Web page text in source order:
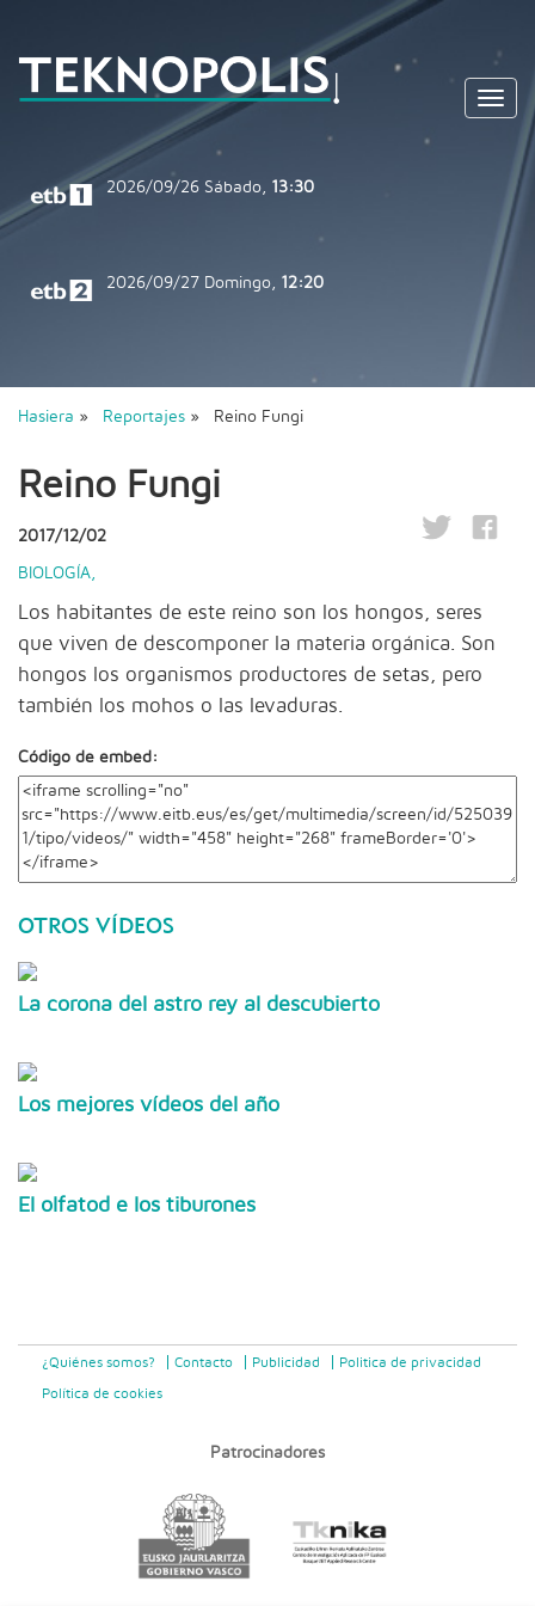
2026/09/26 Sábado, 13:30
2026/09/27 Domingo, 12:20
Hasiera » Reportajes » Reino Fungi
Reino Fungi
2017/12/02
BIOLOGÍA
Los habitantes de este reino son los hongos, seres
que viven de descomponer la materia orgánica. Son
hongos los organismos productores de setas, pero
también los mohos o las levaduras.
Código de embed:
OTROS VÍDEOS
La corona del astro rey al descubierto
Los mejores vídeos del año
El olfatod e los tiburones
¿Quiénes somos? Contacto Publicidad Politica de privacidad
Política de cookies
Patrocinadores